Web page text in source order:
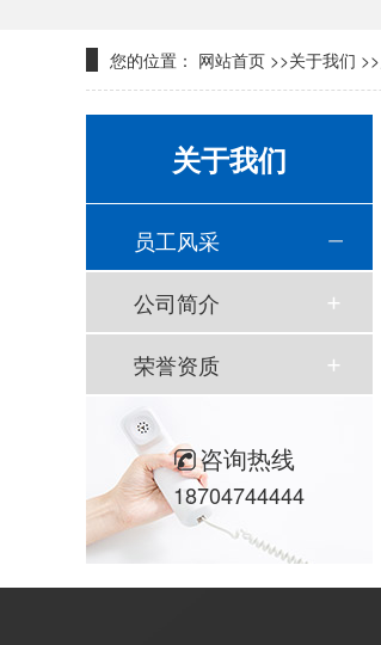
您的位置： 网站首页 >>关于我们 >>
关于我们
员工风采
公司简介
荣誉资质
咨询热线
18704744444